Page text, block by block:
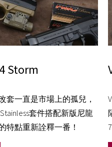
Storm
套一直是市場上的孤兒，
套件搭配新版尼龍
特點重新詮釋一番！